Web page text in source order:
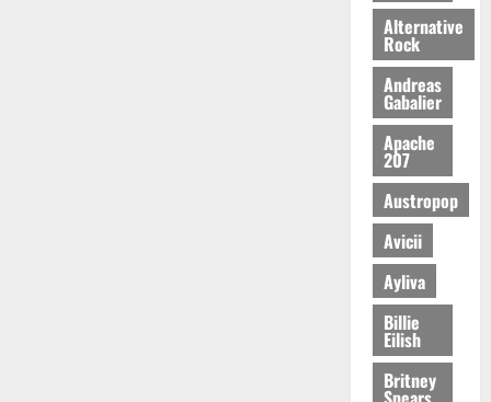
Alternative
Rock
Andreas
Gabalier
Apache
207
Austropop
Avicii
Ayliva
Billie
Eilish
Britney